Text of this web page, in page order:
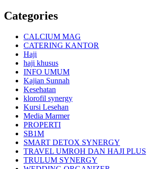
Categories
CALCIUM MAG
CATERING KANTOR
Haji
haji khusus
INFO UMUM
Kajian Sunnah
Kesehatan
klorofil synergy
Kursi Lesehan
Media Marmer
PROPERTI
SB1M
SMART DETOX SYNERGY
TRAVEL UMROH DAN HAJI PLUS
TRULUM SYNERGY